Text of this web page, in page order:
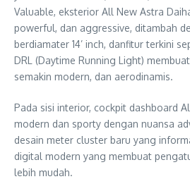
Valuable, eksterior All New Astra
powerful, dan aggressive, ditambah
berdiamater 14’ inch, danfitur terkini
DRL (Daytime Running Light)
semakin modern, dan aerodinamis.
Pada sisi interior, cockpit dashboard
modern dan sporty dengan nuansa
desain meter cluster baru yang
digital modern yang membuat
lebih mudah.